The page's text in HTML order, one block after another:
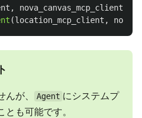
, nova_canvas_mcp_client
(location_mcp_client ,
が、 Agent にシステムプ
も可能です。